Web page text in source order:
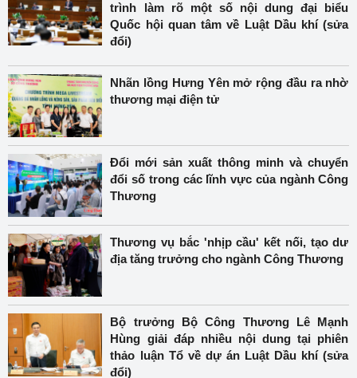
trình làm rõ một số nội dung đại biểu
Quốc hội quan tâm về Luật Dầu khí (sửa
đổi)
Nhãn lồng Hưng Yên mở rộng đầu ra nhờ
thương mại điện tử
Đổi mới sản xuất thông minh và chuyển
đổi số trong các lĩnh vực của ngành Công
Thương
Thương vụ bắc 'nhịp cầu' kết nối, tạo dư
địa tăng trưởng cho ngành Công Thương
Bộ trưởng Bộ Công Thương Lê Mạnh
Hùng giải đáp nhiều nội dung tại phiên
thảo luận Tổ về dự án Luật Dầu khí (sửa
đổi)